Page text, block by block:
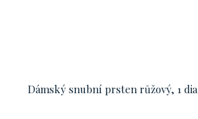
Dámský snubní prsten růžový, 1 dia